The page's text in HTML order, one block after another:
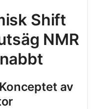
Shift
NMR
av